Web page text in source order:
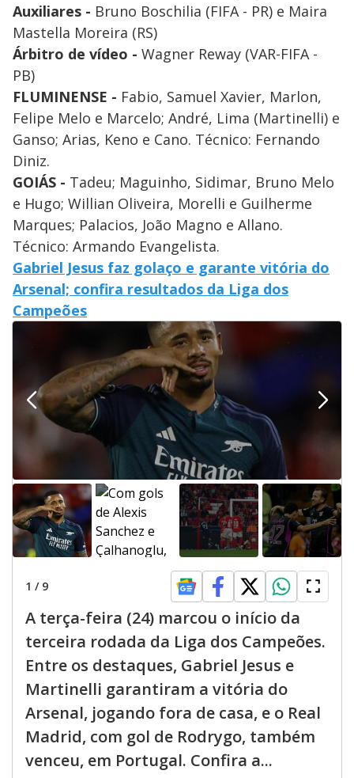
Auxiliares - Bruno Boschilia (FIFA - PR) e Maira
Mastella Moreira (RS)
Árbitro de vídeo - Wagner Reway (VAR-FIFA -
PB)
FLUMINENSE - Fabio, Samuel Xavier, Marlon,
Felipe Melo e Marcelo; André, Lima (Martinelli) e
Ganso; Arias, Keno e Cano. Técnico: Fernando
Diniz.
GOIÁS - Tadeu; Maguinho, Sidimar, Bruno Melo
e Hugo; Willian Oliveira, Morelli e Guilherme
Marques; Palacios, João Magno e Allano.
Técnico: Armando Evangelista.
Gabriel Jesus faz golaço e garante vitória do
Arsenal; confira resultados da Liga dos
Campeões
1 / 9
A terça-feira (24) marcou o início da
terceira rodada da Liga dos Campeões.
Entre os destaques, Gabriel Jesus e
Martinelli garantiram a vitória do
Arsenal, jogando fora de casa, e o Real
Madrid, com gol de Rodrygo, também
venceu, em Portugal. Confira a...